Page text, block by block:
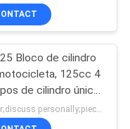
Bloco de cilindro
125cc 4
de cilindro único
motor Bajaj
dollar;discuss personally;piece MOQ:Negociação